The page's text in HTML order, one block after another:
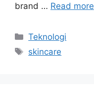
brand … Read more
Categories
Teknologi
Tags
skincare